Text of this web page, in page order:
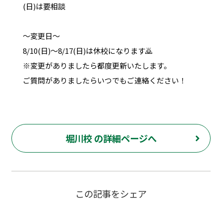
(日)は要相談
～変更日～
8/10(日)～8/17(日)は休校になります🙇
※変更がありましたら都度更新いたします。
ご質問がありましたらいつでもご連絡ください！
堀川校 の詳細ページへ
この記事をシェア